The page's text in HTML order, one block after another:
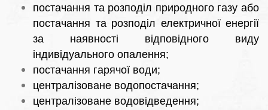
постачання та розподіл природного газу або
постачання та розподіл електричної енергії
за наявності відповідного виду
індивідуального опалення;
постачання гарячої води;
централізоване водопостачання;
централізоване водовідведення;